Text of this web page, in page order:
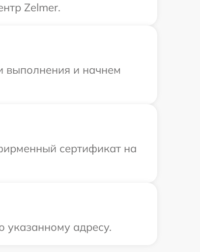
Zelmer.
выполнения и начнем
сертификат на
указанному адресу.